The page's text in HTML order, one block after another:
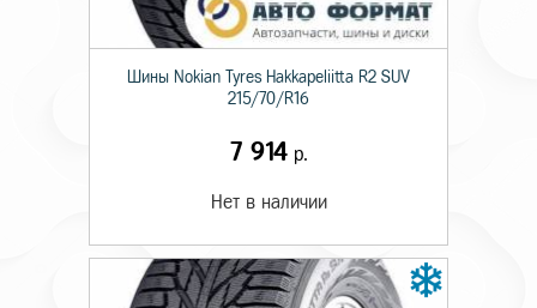
Шины Nokian Tyres Hakkapeliitta R2 SUV
215/70/R16
7 914р.
Нет в наличии